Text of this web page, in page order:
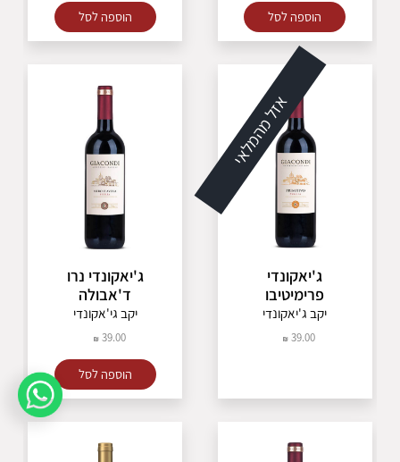
הוספה לסל הוספה לסל
אזל מהמלאי
ג'יאקונדי
פרימיטיבו
יקב ג'יאקונדי
39.00
ג'יאקונדי נרו
ד'אבולה
יקב גי'אקונדי
39.00
הוספה לסל